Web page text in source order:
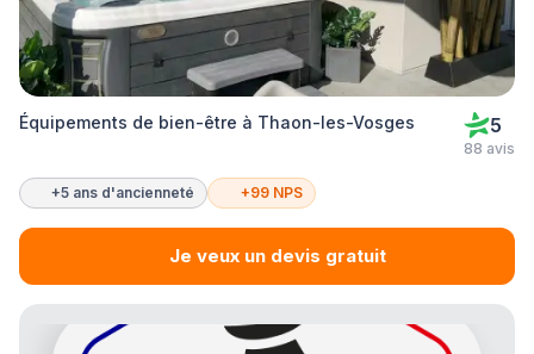
Équipements de bien-être à Thaon-les-Vosges 5
88 avis
+5 ans d'ancienneté +99 NPS
Je veux un devis gratuit